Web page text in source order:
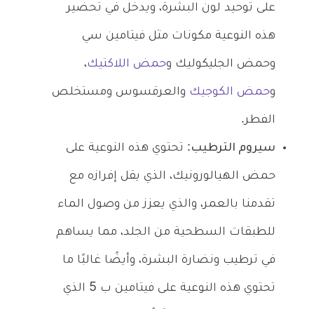
على توحيد لون البشرة، ويدخل في تحضير
هذه النوعية مكونات مثل فيتامين سي
وحمض الجليكوليك وحمض اللاكتيك،
وحمض الكوجيك والعرقسوس ومستخلص
الفطر.
سيروم الترطيب: تحتوي هذه النوعية على
حمض الهيالورونيك، الذي يقل إفرازه مع
تقدمنا بالعمر، والذي يعزز من وصول الماء
للطبقات السطحية من الجلد، مما يساهم
في ترطيب ونضارة البشرة، وأيضًا غالبًا ما
تحتوي هذه النوعية على فيتامين ب 5 الذي